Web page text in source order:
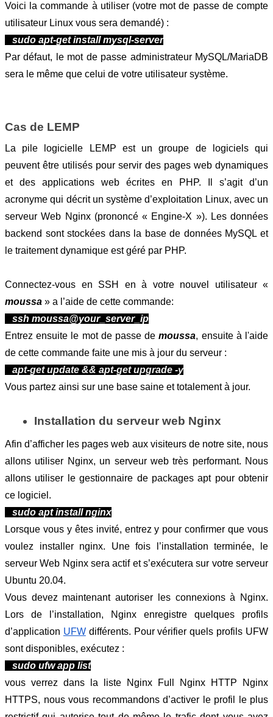
Voici la commande à utiliser (votre mot de passe de compte
utilisateur Linux vous sera demandé) :
sudo apt-get install mysql-server
Par défaut, le mot de passe administrateur MySQL/MariaDB
sera le même que celui de votre utilisateur système.
Cas de LEMP
La pile logicielle LEMP est un groupe de logiciels qui
peuvent être utilisés pour servir des pages web dynamiques
et des applications web écrites en PHP. Il s’agit d’un
acronyme qui décrit un système d’exploitation Linux, avec un
serveur Web Nginx (prononcé « Engine-X »). Les données
backend sont stockées dans la base de données MySQL et
le traitement dynamique est géré par PHP.
moussa » a l’aide de cette commande:
ssh moussa@your_server_ip
Entrez ensuite le mot de passe de moussa, ensuite à l'aide
de cette commande faite une mis à jour du serveur :
apt-get update && apt-get upgrade -y
Vous partez ainsi sur une base saine et totalement à jour.
Installation du serveur web Nginx
Afin d’afficher les pages web aux visiteurs de notre site, nous
allons utiliser Nginx, un serveur web très performant. Nous
allons utiliser le gestionnaire de packages apt pour obtenir
ce logiciel.
sudo apt install nginx
Lorsque vous y êtes invité, entrez y pour confirmer que vous
voulez installer nginx. Une fois l’installation terminée, le
serveur Web Nginx sera actif et s’exécutera sur votre serveur
Ubuntu 20.04.
Vous devez maintenant autoriser les connexions à Nginx.
Lors de l’installation, Nginx enregistre quelques profils
d’application UFW différents. Pour vérifier quels profils UFW
sont disponibles, exécutez :
sudo ufw app list
vous verrez dans la liste Nginx Full Nginx HTTP Nginx
HTTPS, nous vous recommandons d’activer le profil le plus